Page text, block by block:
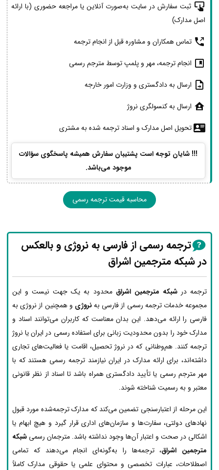
ثبت سفارش در سایت به‌صورت آنلاین یا مراجعه حضوری (با ارائه
اصل مدارک)
تماس همکاران و مشاوره قبل از انجام ترجمه
انجام ترجمه، مهر و پلمپ توسط مترجم رسمی
ارسال به دادگستری و وزارت امور خارجه
ارسال به کنسولگری نروژ
تحویل اصل مدارک و اسناد ترجمه شده به مشتری
!!! شایان توجه است پشتیبان سفارش همیشه پاسخگوی سؤالات
موجود می‌باشد.
محاسبه قیمت ترجمه رسمی
ترجمه رسمی از فارسی به نروژی و بالعکس
در شبکه مترجمین اشراق
ترجمه درشبکه مترجمین اشراق محدود به یک جهت نیست و این
مجموعه خدمات ترجمه رسمی از فارسی بهنروژی و همچنین از نروژی به
فارسی را ارائه می‌دهد. این بدان معناست که کاربران می‌توانند اسناد و
مدارک خود را بدون محدودیت زبانی برای استفاده رسمی در ایران یا نروژ
ترجمه کنند. هم‌وطنانی که در نروژ تحصیل، اقامت یا فعالیت‌های تجاری
داشته‌اند، برای ارائه مدارک در ایران نیازمند ترجمه رسمی هستند که با
مهر مترجم رسمی یا تأیید دادگستری همراه باشد تا اسناد از نظر قانونی
معتبر و به رسمیت شناخته شوند.
این مرحله از اعتبارسنجی تضمین می‌کند که مدارک ترجمه‌شده مورد قبول
نهادهای دولتی، سفارت‌ها و سازمان‌های اداری قرار گیرد و هیچ ابهام یا
اشکالی در صحت و اعتبار آن‌ها وجود نداشته باشد. مترجمان رسمی شبکه
مترجمین اشراق، ترجمه‌ها را به‌گونه‌ای انجام می‌دهند که تمامی
اصطلاحات، عبارات تخصصی و محتوای علمی یا حقوقی مدارک کاملاً